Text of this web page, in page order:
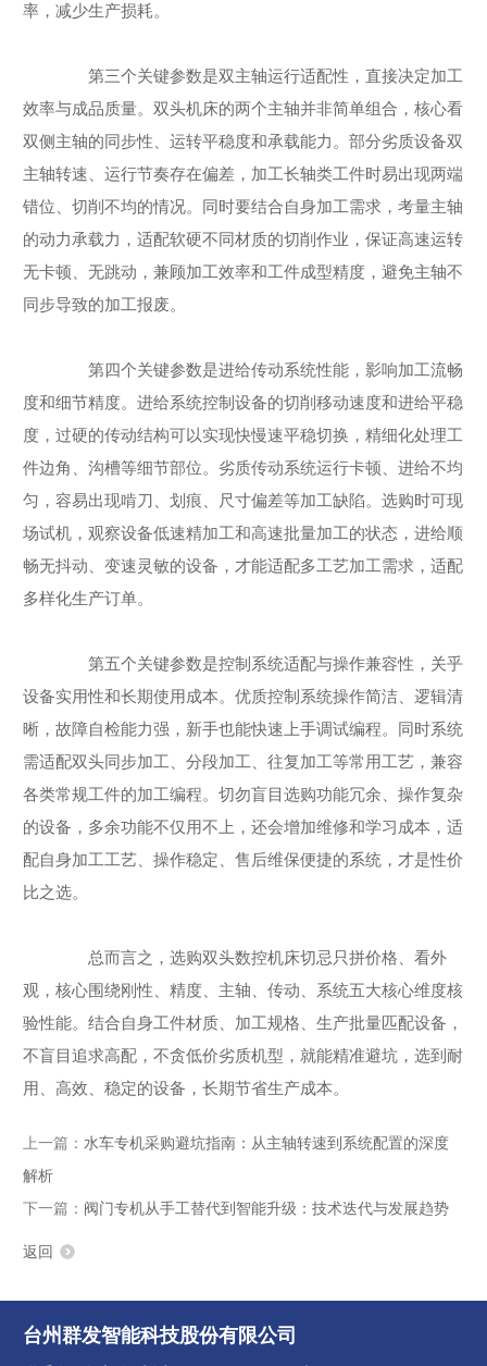
率，减少生产损耗。
第三个关键参数是双主轴运行适配性，直接决定加工
效率与成品质量。双头机床的两个主轴并非简单组合，核心看
双侧主轴的同步性、运转平稳度和承载能力。部分劣质设备双
主轴转速、运行节奏存在偏差，加工长轴类工件时易出现两端
错位、切削不均的情况。同时要结合自身加工需求，考量主轴
的动力承载力，适配软硬不同材质的切削作业，保证高速运转
无卡顿、无跳动，兼顾加工效率和工件成型精度，避免主轴不
同步导致的加工报废。
第四个关键参数是进给传动系统性能，影响加工流畅
度和细节精度。进给系统控制设备的切削移动速度和进给平稳
度，过硬的传动结构可以实现快慢速平稳切换，精细化处理工
件边角、沟槽等细节部位。劣质传动系统运行卡顿、进给不均
匀，容易出现啃刀、划痕、尺寸偏差等加工缺陷。选购时可现
场试机，观察设备低速精加工和高速批量加工的状态，进给顺
畅无抖动、变速灵敏的设备，才能适配多工艺加工需求，适配
多样化生产订单。
第五个关键参数是控制系统适配与操作兼容性，关乎
设备实用性和长期使用成本。优质控制系统操作简洁、逻辑清
晰，故障自检能力强，新手也能快速上手调试编程。同时系统
需适配双头同步加工、分段加工、往复加工等常用工艺，兼容
各类常规工件的加工编程。切勿盲目选购功能冗余、操作复杂
的设备，多余功能不仅用不上，还会增加维修和学习成本，适
配自身加工工艺、操作稳定、售后维保便捷的系统，才是性价
比之选。
总而言之，选购双头数控机床切忌只拼价格、看外
观，核心围绕刚性、精度、主轴、传动、系统五大核心维度核
验性能。结合自身工件材质、加工规格、生产批量匹配设备，
不盲目追求高配，不贪低价劣质机型，就能精准避坑，选到耐
用、高效、稳定的设备，长期节省生产成本。
上一篇：水车专机采购避坑指南：从主轴转速到系统配置的深度
解析
下一篇： 阀门专机从手工替代到智能升级：技术迭代与发展趋势
返回
台州群发智能科技股份有限公司